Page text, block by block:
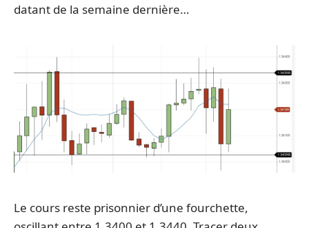
datant de la semaine dernière…
Le cours reste prisonnier d’une fourchette,